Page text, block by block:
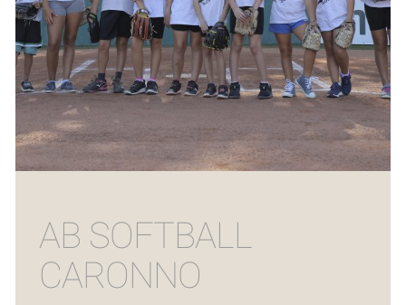
AB SOFTBALL
CARONNO